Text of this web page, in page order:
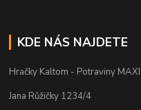
KDE NÁS NAJDETE
Hračky Kaltom - Potraviny
Jana Růžičky 1234/4